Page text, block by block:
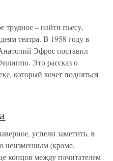
трудное – найти пьесу,
театра. В 1958 году в
Эфрос поставил
Это рассказ о
который хочет подняться
успели заметить, в
неизменным (кроме,
концов между почитателем